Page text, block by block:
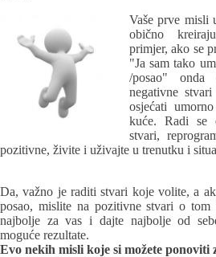
Vaše prve misli
obično
primjer, ako se
"Ja sam tako
/posao" onda
negativne
osjećati
kuće. Radi se
stvari,
pozitivne, živite i uživajte u trenutku i
Da, važno je raditi stvari koje volite, a
posao, mislite na pozitivne stvari o
najbolje za vas i dajte najbolje od
moguće rezultate.
Evo nekih misli koje si možete ponoviti